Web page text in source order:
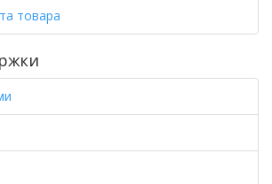
товара